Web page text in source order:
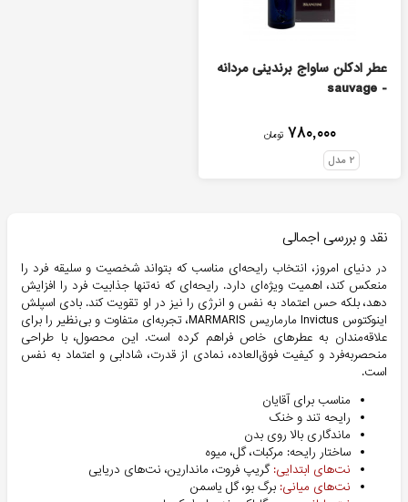
عطر ادکلن ساواج برندینی مردانه
- sauvage
۷۸۰,۰۰۰ تومان
۲ مدل
نقد و بررسی اجمالی
در دنیای امروز، انتخاب رایحه‌ای مناسب که بتواند شخصیت و سلیقه فرد را
منعکس کند، اهمیت ویژه‌ای دارد. رایحه‌ای که نه‌تنها جذابیت فرد را افزایش
دهد، بلکه حس اعتماد به نفس و انرژی را نیز در او تقویت کند. بادی اسپلش
اینوکتوس Invictus مارماریس MARMARIS، تجربه‌ای متفاوت و بی‌نظیر را برای
علاقه‌مندان به عطرهای خاص فراهم کرده است. این محصول، با طراحی
منحصربه‌فرد و کیفیت فوق‌العاده، نمادی از قدرت، شادابی و اعتماد به نفس
است.
مناسب برای آقایان
رایحه تند و خنک
ماندگاری بالا روی بدن
ساختار رایحه: مرکبات، گل، میوه
نت‌های ابتدایی: گریپ فروت، ماندارین، نت‌های دریایی
نت‌های میانی: برگ بو، گل یاسمن